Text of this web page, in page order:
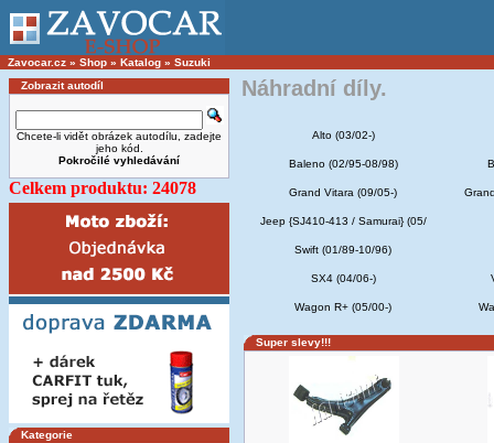
Zavocar.cz » Shop » Katalog » Suzuki
Zobrazit autodíl
Chcete-li vidět obrázek autodílu, zadejte
jeho kód.
Pokročilé vyhledávání
Celkem produktu: 24078
Kategorie
Náhradní díly.
Alto (03/02-)
Baleno (02/95-08/98)
Grand Vitara (09/05-)
Jeep {SJ410-413 / Samurai} (05/
Swift (01/89-10/96)
SX4 (04/06-)
Wagon R+ (05/00-)
Super slevy!!!